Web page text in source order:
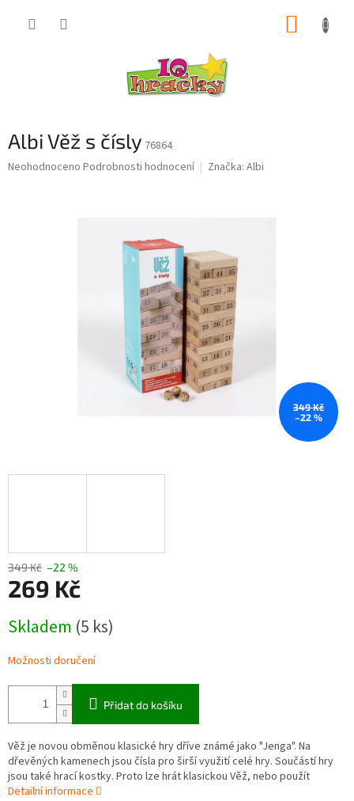
Albi Věž s čísly 76864
Průměrné
Neohodnoceno Podrobnosti hodnocení Značka: Albi
349 Kč
–22 %
349 Kč –22 %
269 Kč
cena:
Skladem (5 ks)
Možnosti doručení
Přidat do košíku
Věž je novou obměnou klasické hry dříve známé jako "Jenga". Na
dřevěných kamenech jsou čísla pro širší využití celé hry. Součástí hry
jsou také hrací kostky. Proto lze hrát klasickou Věž, nebo použít
Detailní informace